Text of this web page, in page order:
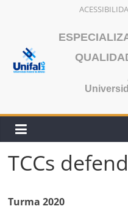
conteúdo
TCCs
Turma 2020